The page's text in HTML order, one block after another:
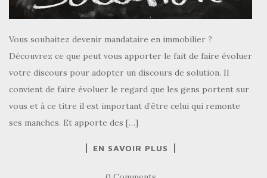
Vous souhaitez devenir mandataire en immobilier ?
Découvrez ce que peut vous apporter le fait de faire évoluer
votre discours pour adopter un discours de solution. Il
convient de faire évoluer le regard que les gens portent sur
vous et à ce titre il est important d’être celui qui remonte
ses manches. Et apporte des […]
EN SAVOIR PLUS